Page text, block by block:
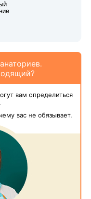
вам определиться
вас не обязывает.